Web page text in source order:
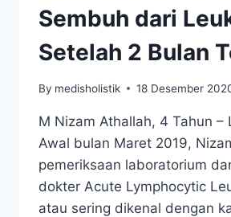
Sembuh dari
Setelah 2 Bulan
By medisholistik 18 Desember
M Nizam Athallah, 4 Tahun –
Awal bulan Maret 2019,
pemeriksaan laboratorium
dokter Acute Lymphocytic
atau sering dikenal dengan